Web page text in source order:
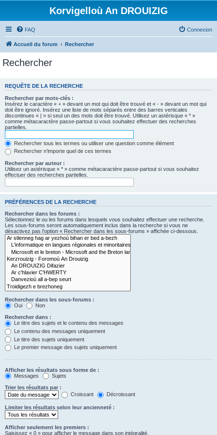
Korvigelloù An DROUIZIG
FAQ Connexion
Accueil du forum Rechercher
Rechercher
REQUÊTE DE LA RECHERCHE
Rechercher par mots-clés :
Insérez le caractère « + » devant un mot qui doit être trouvé et « - » devant un mot qui
doit être ignoré. Insérez une liste de mots séparés entre des barres verticales
discontinues « | » si seul un des mots doit être trouvé. Utilisez un astérisque « * »
comme métacaractère passe-partout si vous souhaitez effectuer des recherches
partielles.
Rechercher tous les termes ou utiliser une question comme élément
Rechercher n’importe quel de ces termes
Rechercher par auteur :
Utilisez un astérisque « * » comme métacaractère passe-partout si vous souhaitez
effectuer des recherches partielles.
PRÉFÉRENCES DE LA RECHERCHE
Rechercher dans les forums :
Sélectionnez le ou les forums dans lesquels vous souhaitez effectuer une recherche.
Les sous-forums seront automatiquement inclus dans la recherche si vous ne
désactivez pas l’option « Rechercher dans les sous-forums » affichée ci-dessous.
Rechercher dans les sous-forums :
Oui
Non
Rechercher dans :
Le titre des sujets et le contenu des messages
Le contenu des messages uniquement
Le titre des sujets uniquement
Le premier message des sujets uniquement
Afficher les résultats sous forme de :
Messages
Sujets
Trier les résultats par :
Croissant
Décroissant
Limiter les résultats selon leur ancienneté :
Afficher seulement les premiers :
Saisissez « 0 » pour afficher le message dans son intégralité.